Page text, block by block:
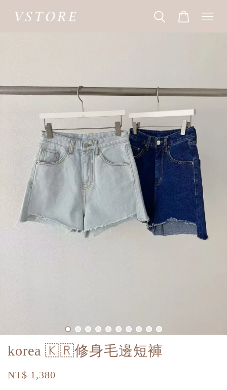
korea 🇰🇷修身毛邊短褲
NT$ 1,380